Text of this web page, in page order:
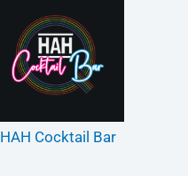
HAH Cocktail Bar